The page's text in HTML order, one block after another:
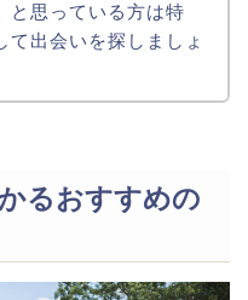
と思っている方は特
て出会いを探しましょ
るおすすめの